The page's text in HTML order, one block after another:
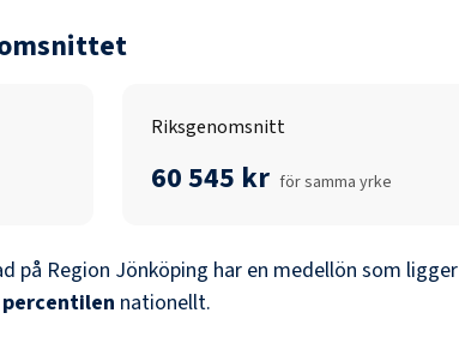
Riksgenomsnitt
60 545 kr för samma yrke
på Region Jönköping har en medellön som ligger
percentilen nationellt.